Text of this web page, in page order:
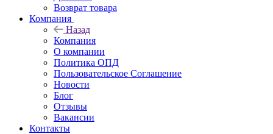
Возврат товара
Компания
Назад
Компания
О компании
Политика ОПД
Пользовательское Соглашение
Новости
Блог
Отзывы
Вакансии
Контакты